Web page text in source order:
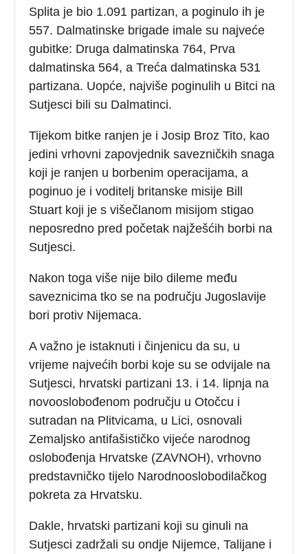
Splita je bio 1.091 partizan, a poginulo ih je
557. Dalmatinske brigade imale su najveće
gubitke: Druga dalmatinska 764, Prva
dalmatinska 564, a Treća dalmatinska 531
partizana. Uopće, najviše poginulih u Bitci na
Sutjesci bili su Dalmatinci.
Tijekom bitke ranjen je i Josip Broz Tito, kao
jedini vrhovni zapovjednik savezničkih snaga
koji je ranjen u borbenim operacijama, a
poginuo je i voditelj britanske misije Bill
Stuart koji je s višečlanom misijom stigao
neposredno pred početak najžešćih borbi na
Sutjesci.
Nakon toga više nije bilo dileme među
saveznicima tko se na području Jugoslavije
bori protiv Nijemaca.
A važno je istaknuti i činjenicu da su, u
vrijeme najvećih borbi koje su se odvijale na
Sutjesci, hrvatski partizani 13. i 14. lipnja na
novooslobođenom području u Otočcu i
sutradan na Plitvicama, u Lici, osnovali
Zemaljsko antifašističko vijeće narodnog
oslobođenja Hrvatske (ZAVNOH), vrhovno
predstavničko tijelo Narodnooslobodilačkog
pokreta za Hrvatsku.
Dakle, hrvatski partizani koji su ginuli na
Sutjesci zadržali su ondje Nijemce, Talijane i